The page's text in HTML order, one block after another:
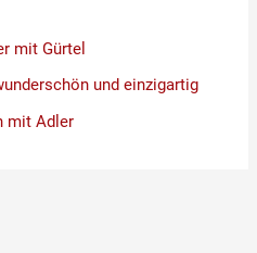
mit Gürtel
und einzigartig
mit Adler